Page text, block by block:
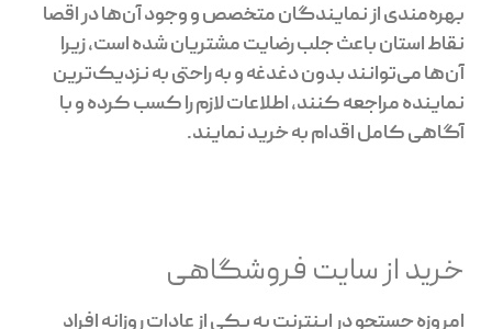
بهره‌مندی از نمایندگان متخصص و وجود آن‌ها در اقصا
نقاط استان باعث جلب رضایت مشتریان شده است، زیرا
آن‌ها می‌توانند بدون دغدغه و به راحتی به نزدیک‌ترین
نماینده مراجعه کنند، اطلاعات لازم را کسب کرده و با
آگاهی کامل اقدام به خرید نمایند.
خرید از سایت فروشگاهی
امروزه جستجو در اینترنت به یکی از عادات روزانه افراد